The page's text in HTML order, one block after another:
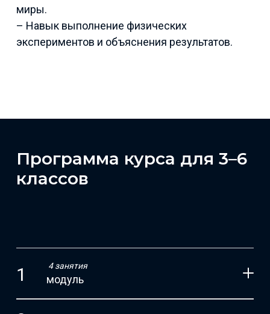
миры.
– Навык выполнение физических
экспериментов и объяснения результатов.
Программа курса для 3–6
классов
4 занятия
модуль